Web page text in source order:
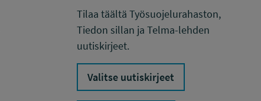
Tilaa täältä Työsuojelurahaston,
Tiedon sillan ja Telma-lehden
uutiskirjeet.
Valitse uutiskirjeet